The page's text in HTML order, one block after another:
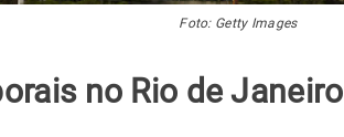
Foto: Getty Images
no Rio de Janeiro